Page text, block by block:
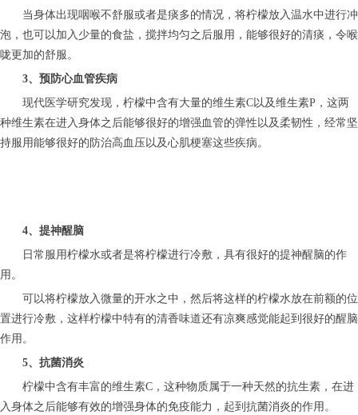
当身体出现咽喉不舒服或者是痰多的情况，将柠檬放入温水中进行冲
泡，也可以加入少量的食盐，搅拌均匀之后服用，能够很好的清痰，令喉
咙更加的舒服。
3、预防心血管疾病
现代医学研究发现，柠檬中含有大量的维生素C以及维生素P，这两
种维生素在进入身体之后能够很好的增强血管的弹性以及柔韧性，经常坚
持服用能够很好的防治高血压以及心肌梗塞这些疾病。
4、提神醒脑
日常服用柠檬水或者是将柠檬进行冷敷，具有很好的提神醒脑的作
用。
可以将柠檬放入微量的开水之中，然后将这样的柠檬水放在前额的位
置进行冷敷，这样柠檬中特有的清香味道还有凉爽感觉能起到很好的醒脑
作用。
5、抗菌消炎
柠檬中含有丰富的维生素C，这种物质属于一种天然的抗生素，在进
入身体之后能够有效的增强身体的免疫能力，起到抗菌消炎的作用。